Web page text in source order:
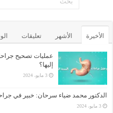
الأخيرة الأشهر تعليقات
عمليات تصحيح
إليها؟
3 مايو، 2024
الدكتور محمد ضياء سرحان: خبير في
3 مايو، 2024